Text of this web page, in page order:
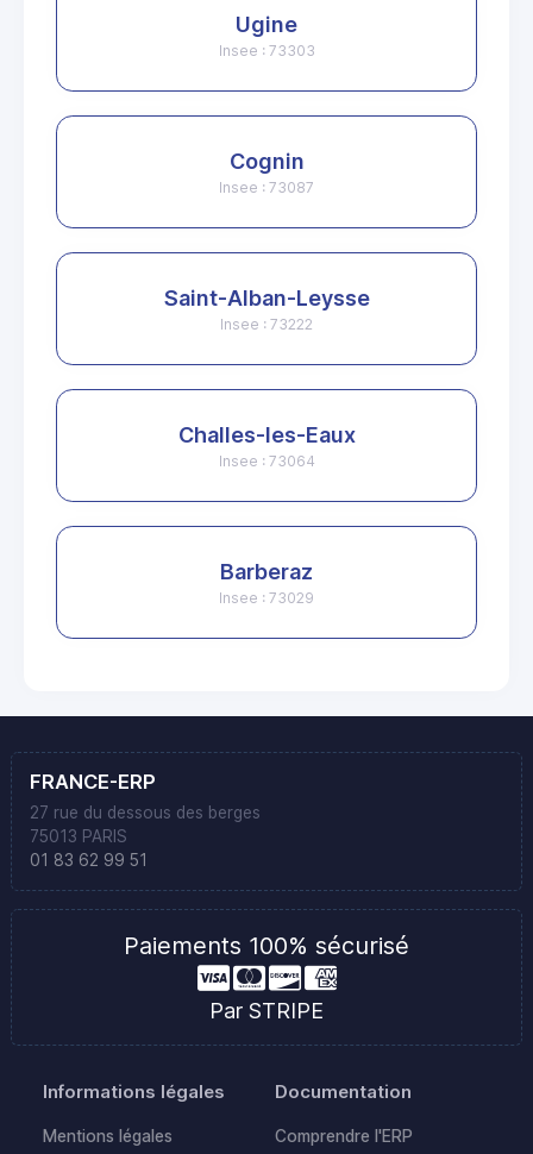
Ugine
Insee : 73303
Cognin
Insee : 73087
Saint-Alban-Leysse
Insee : 73222
Challes-les-Eaux
Insee : 73064
Barberaz
Insee : 73029
FRANCE-ERP
27 rue du dessous des berges
75013 PARIS
01 83 62 99 51
Paiements 100% sécurisé
Par STRIPE
Informations légales
Mentions légales
Documentation
Comprendre l'ERP